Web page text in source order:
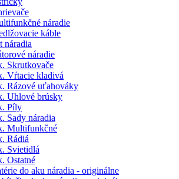
náradie
káble
náradia
náradie
Skrutkovače
Vŕtacie kladivá
Rázové uťahováky
Uhlové brúsky
Píly
Sady náradia
Multifunkčné
Rádiá
Svietidlá
Ostatné
do aku náradia - originálne